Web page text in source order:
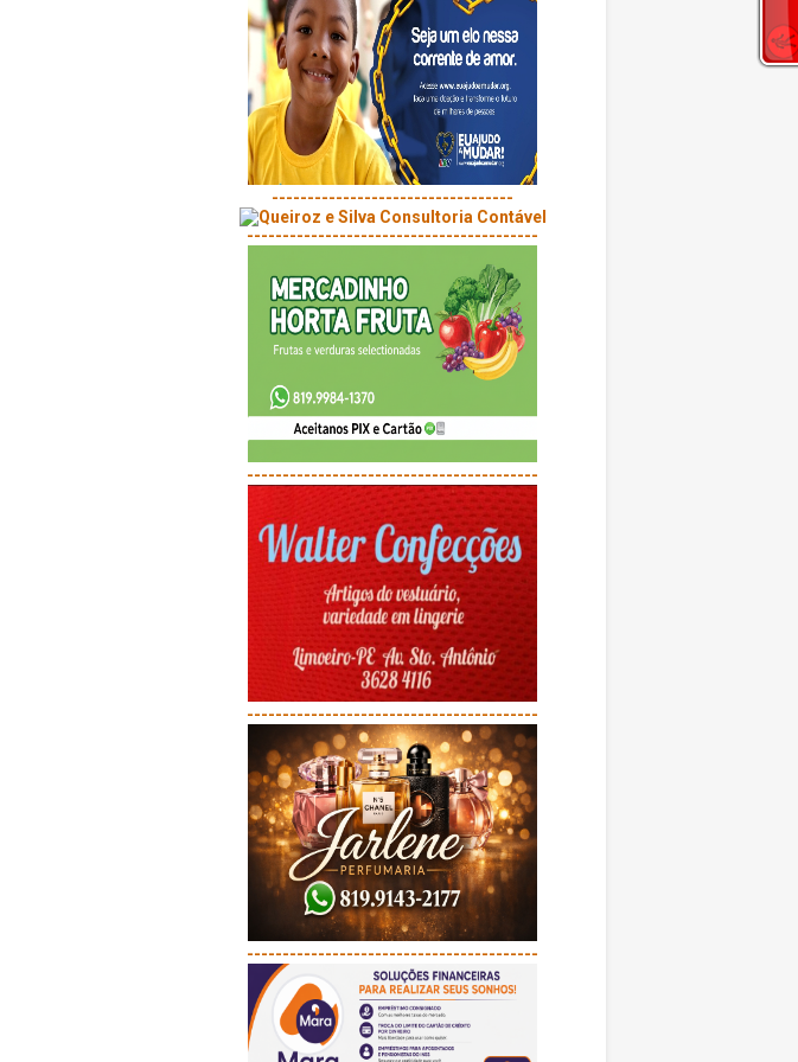
----------------------------------
-----------------------------------------
-----------------------------------------
-----------------------------------------
-----------------------------------------